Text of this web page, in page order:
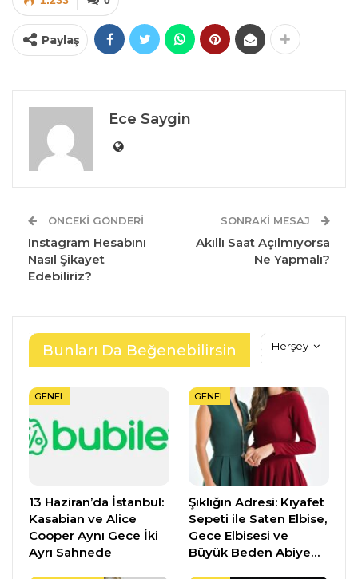
Paylaş
Ece Saygin
ÖNCEKI GÖNDERI
Instagram Hesabını
Nasıl Şikayet
Edebiliriz?
SONRAKI MESAJ
Akıllı Saat Açılmıyorsa
Ne Yapmalı?
Herşey
Bunları Da Beğenebilirsin
GENEL
13 Haziran’da İstanbul:
Kasabian ve Alice
Cooper Aynı Gece İki
Ayrı Sahnede
GENEL
Şıklığın Adresi: Kıyafet
Sepeti ile Saten Elbise,
Gece Elbisesi ve
Büyük Beden Abiye…